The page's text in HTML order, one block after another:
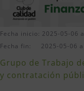
Fecha inicio: 2025-05-06
Fecha fin: 2025-05-06 a
Grupo de Trabajo
y contratación